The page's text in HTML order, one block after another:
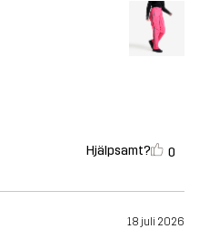
Hjälpsamt? 0
18 juli 2026